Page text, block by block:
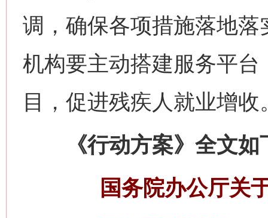
调，确保各项措施落地
机构要主动搭建服务平
目，促进残疾人就业增收
《行动方案》全文如
国务院办公厅关